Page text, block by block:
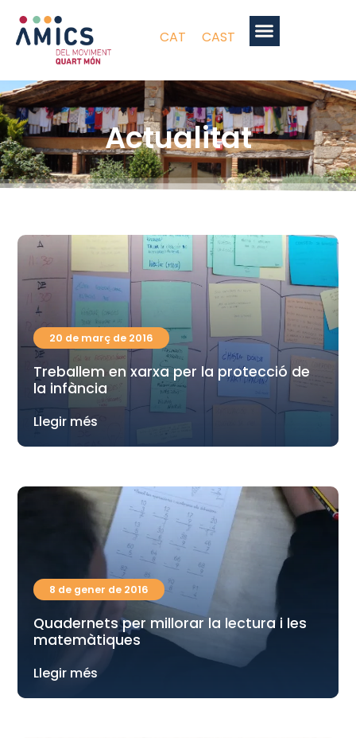
CAT CAST
Actualitat
Treballem en xarxa per la protecció de
la infància
20 de març de 2016
Llegir més
Quadernets per millorar la lectura i les
matemàtiques
8 de gener de 2016
Llegir més